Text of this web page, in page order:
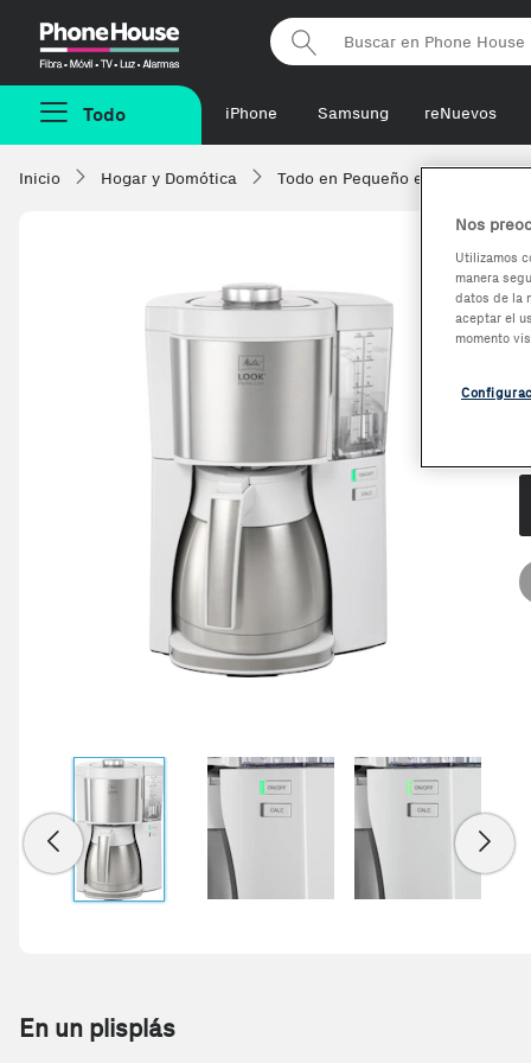
Phonehouse
Todo iPhone Samsung reNuevos
Inicio Hogar y Domótica Todo en Pequeño
En un plisplás
Nos
Utilizamos
manera
datos de la
aceptar el
momento